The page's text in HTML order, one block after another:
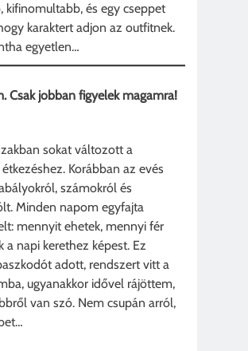
kifinomultabb, és egy cseppet
karaktert adjon az outfitnek.
egyetlen…
Csak jobban figyelek magamra!
sokat változott a
Korábban az evés
számokról és
Minden napom egyfajta
mennyit ehetek, mennyi fér
a napi kerethez képest. Ez
adott, rendszert vitt a
ugyanakkor idővel rájöttem,
van szó. Nem csupán arról,